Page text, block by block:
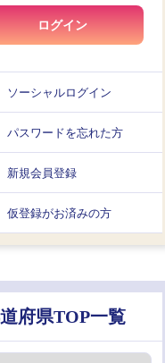
ログイン
ソーシャルログイン
パスワードを忘れた方
新規会員登録
仮登録がお済みの方
府県TOP一覧